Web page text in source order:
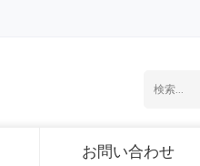
お問い合わせ